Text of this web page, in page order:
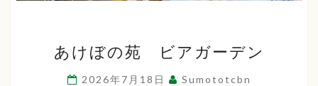
け
ぼ
あけぼの苑 ビアガーデン
2026年7月18日 Sumototcbn